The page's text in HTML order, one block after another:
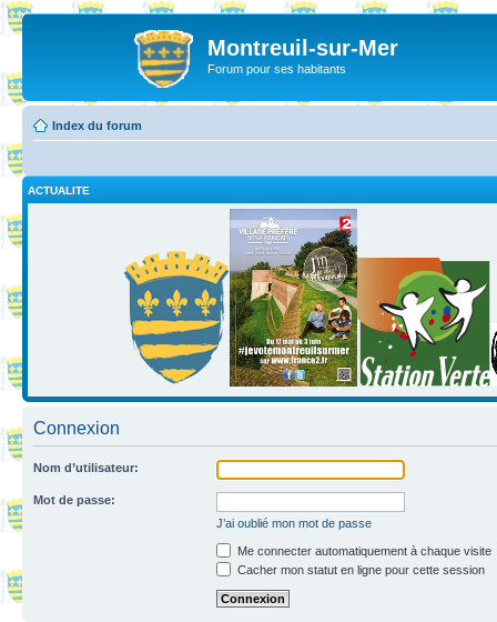
Montreuil-sur-Mer
Forum pour ses habitants
Index du forum
ACTUALITE
Connexion
Nom d’utilisateur:
Mot de passe:
J’ai oublié mon mot de passe
Me connecter automatiquement à chaque visite
Cacher mon statut en ligne pour cette session